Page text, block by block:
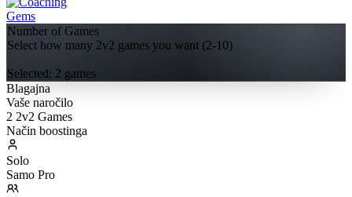
Gems
Number of Games
Select how many 2v2 games you want (2-10)
Selected: 2 games
Blagajna
Vaše naročilo
2 2v2 Games
Način boostinga
Solo
Samo Pro